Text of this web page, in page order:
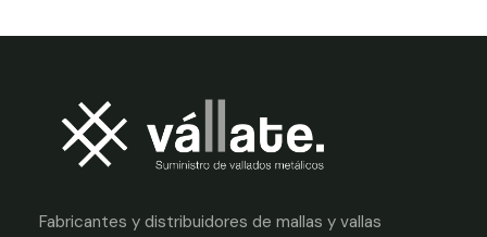
Fabricantes y distribuidores de mallas y vallas